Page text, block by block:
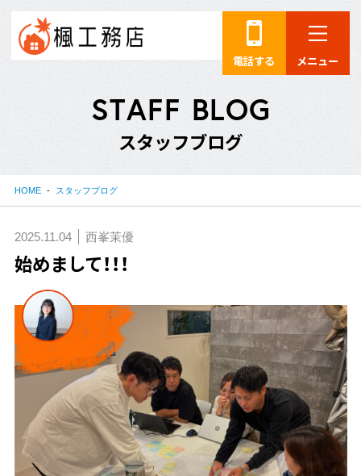
電話する メニュー
STAFF BLOG
スタッフブログ
HOME スタッフブログ
2025.11.04 西峯茉優
始めまして！！！